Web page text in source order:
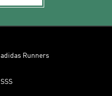
adidas Runners
SSS